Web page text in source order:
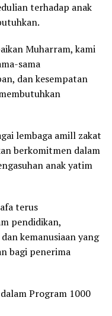
terhadap anak
Muharram, kami
sama
dan kesempatan
lembaga amill zakat
berkomitmen dalam
anak yatim
terus
pendidikan,
kemanusiaan yang
bagi penerima
Program 1000